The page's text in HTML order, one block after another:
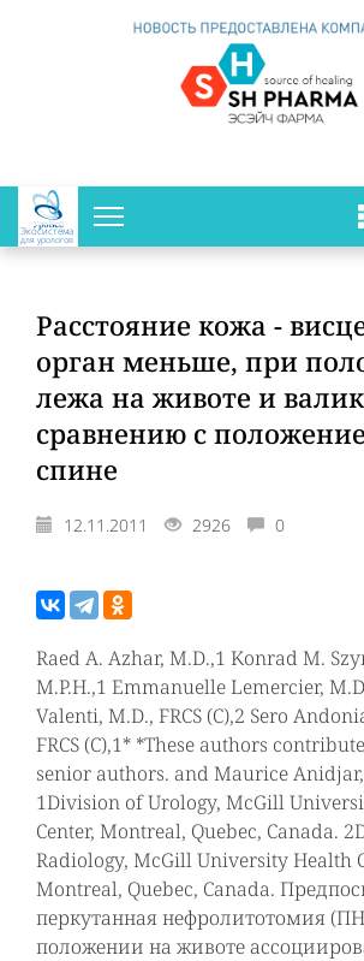
Экосистема
для урологов
Расстояние кожа -
орган меньше, при
лежа на животе и
сравнению с
спине
12.11.2011 2926 0
Raed A. Azhar, M.D.,1 Konrad M.
M.P.H.,1 Emmanuelle Lemercier,
Valenti, M.D., FRCS (C),2 Sero
FRCS (C),1* *These authors
senior authors. and Maurice
1Division of Urology, McGill
Center, Montreal, Quebec, Canada.
Radiology, McGill University Health
Montreal, Quebec, Canada.
перкутанная нефролитотомия
положении на животе